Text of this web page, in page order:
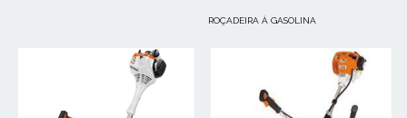
ROÇADEIRA À GASOLINA